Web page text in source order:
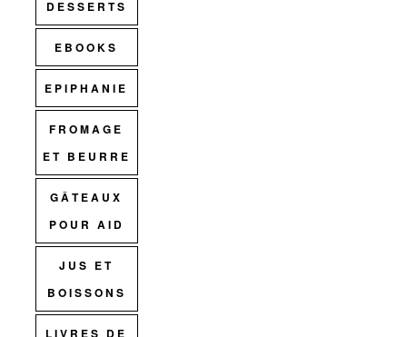
DESSERTS
EBOOKS
EPIPHANIE
FROMAGE
ET BEURRE
GÂTEAUX
POUR AID
JUS ET
BOISSONS
LIVRES DE